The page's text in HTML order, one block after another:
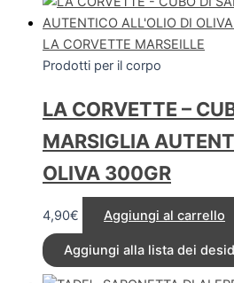
LA CORVETTE MARSEILLE
Prodotti per il corpo
LA CORVETTE –
MARSIGLIA
OLIVA 300GR
4,90€ Aggiungi al carrello
Aggiungi alla lista dei